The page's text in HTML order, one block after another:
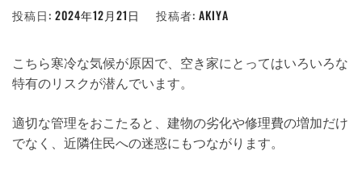
投稿日: 2024年12月21日 投稿者: AKIYA
こちら寒冷な気候が原因で、空き家にとってはいろいろな
特有のリスクが潜んでいます。
適切な管理をおこたると、建物の劣化や修理費の増加だけ
でなく、近隣住民への迷惑にもつながります。